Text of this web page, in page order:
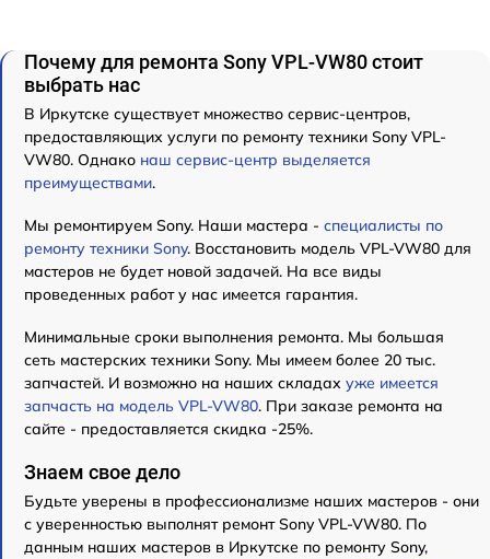
Почему для ремонта Sony VPL-VW80 стоит
выбрать нас
В Иркутске существует множество сервис-центров,
предоставляющих услуги по ремонту техники Sony VPL-
VW80. Однако наш сервис-центр выделяется
преимуществами.
Мы ремонтируем Sony. Наши мастера - специалисты по
ремонту техники Sony. Восстановить модель VPL-VW80 для
мастеров не будет новой задачей. На все виды
проведенных работ у нас имеется гарантия.
Минимальные сроки выполнения ремонта. Мы большая
сеть мастерских техники Sony. Мы имеем более 20 тыс.
запчастей. И возможно на наших складах уже имеется
запчасть на модель VPL-VW80. При заказе ремонта на
сайте - предоставляется скидка -25%.
Знаем свое дело
Будьте уверены в профессионализме наших мастеров - они
с уверенностью выполнят ремонт Sony VPL-VW80. По
данным наших мастеров в Иркутске по ремонту Sony,